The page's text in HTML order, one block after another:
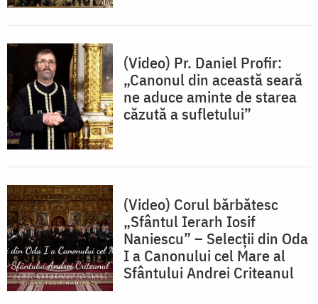
(Video) Pr. Daniel Profir:
„Canonul din această seară
ne aduce aminte de starea
căzută a sufletului”
(Video) Corul bărbătesc
„Sfântul Ierarh Iosif
Naniescu” – Selecții din Oda
I a Canonului cel Mare al
Sfântului Andrei Criteanul